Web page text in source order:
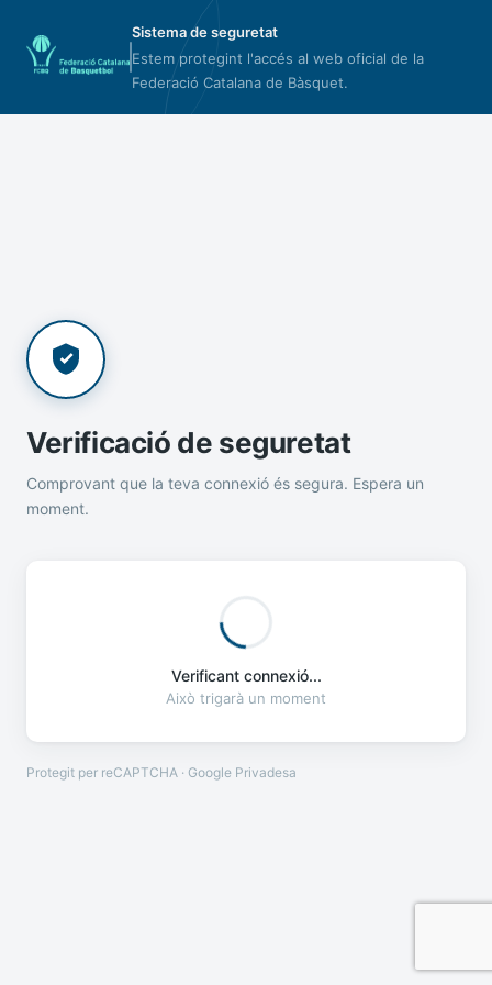
Sistema de seguretat
Estem protegint l'accés al web oficial de la
Federació Catalana de Bàsquet.
Verificació de seguretat
Comprovant que la teva connexió és segura. Espera un
moment.
Verificant connexió...
Això trigarà un moment
Protegit per reCAPTCHA · Google Privadesa